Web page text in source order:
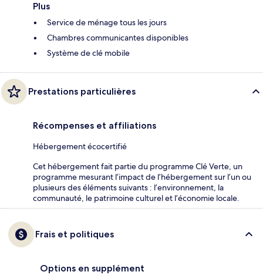
Plus
Service de ménage tous les jours
Chambres communicantes disponibles
Système de clé mobile
Prestations particulières
Récompenses et affiliations
Hébergement écocertifié
Cet hébergement fait partie du programme Clé Verte, un
programme mesurant l’impact de l’hébergement sur l’un ou
plusieurs des éléments suivants : l’environnement, la
communauté, le patrimoine culturel et l’économie locale.
Frais et politiques
Options en supplément